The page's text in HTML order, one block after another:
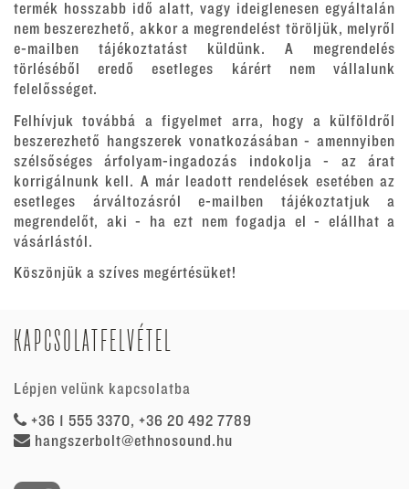
termék hosszabb idő alatt, vagy ideiglenesen egyáltalán
nem beszerezhető, akkor a megrendelést töröljük, melyről
e-mailben tájékoztatást küldünk. A megrendelés
törléséből eredő esetleges kárért nem vállalunk
felelősséget.
Felhívjuk továbbá a figyelmet arra, hogy a külföldről
beszerezhető hangszerek vonatkozásában - amennyiben
szélsőséges árfolyam-ingadozás indokolja - az árat
korrigálnunk kell. A már leadott rendelések esetében az
esetleges árváltozásról e-mailben tájékoztatjuk a
megrendelőt, aki - ha ezt nem fogadja el - elállhat a
vásárlástól.
Köszönjük a szíves megértésüket!
KAPCSOLATFELVÉTEL
Lépjen velünk kapcsolatba
+36 1 555 3370, +36 20 492 7789
hangszerbolt@ethnosound.hu